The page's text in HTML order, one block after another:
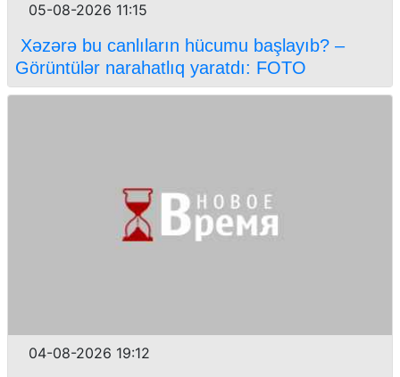
05-08-2026 11:15
Xəzərə bu canlıların hücumu başlayıb? –
Görüntülər narahatlıq yaratdı: FOTO
04-08-2026 19:12